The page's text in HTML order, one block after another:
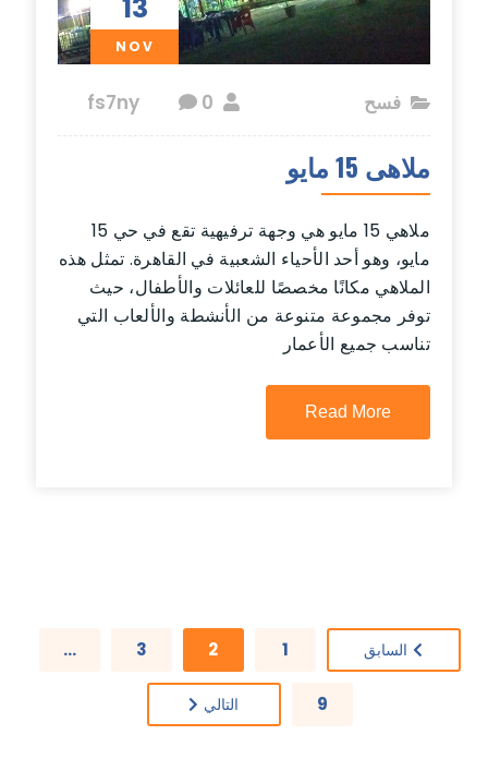
13
NOV
فسح 0
ملاهى 15 مايو
ملاهي 15 مايو هي وجهة ترفيهية تقع في حي 15
مايو، وهو أحد الأحياء الشعبية في القاهرة. تمثل هذه
الملاهي مكانًا مخصصًا للعائلات والأطفال، حيث
توفر مجموعة متنوعة من الأنشطة والألعاب التي
تناسب جميع الأعمار
Read More
السابق 1
2
3
…
9 التالي